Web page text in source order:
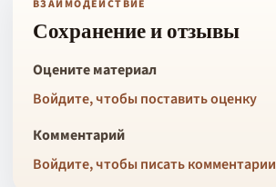
ВЗАИМОДЕЙСТВИЕ
Сохранение и отзывы
Оцените материал
Войдите, чтобы поставить оценку
Комментарий
Войдите, чтобы писать комментарии